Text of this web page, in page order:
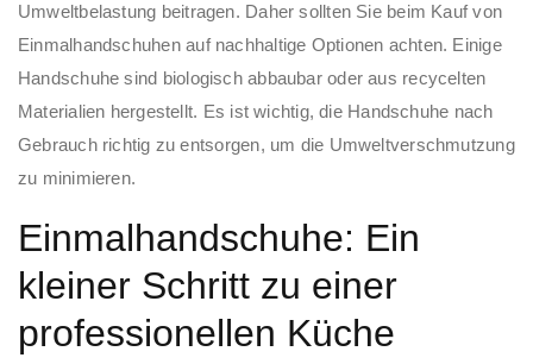
Umweltbelastung beitragen. Daher sollten Sie beim Kauf von
Einmalhandschuhen auf nachhaltige Optionen achten. Einige
Handschuhe sind biologisch abbaubar oder aus recycelten
Materialien hergestellt. Es ist wichtig, die Handschuhe nach
Gebrauch richtig zu entsorgen, um die Umweltverschmutzung
zu minimieren.
Einmalhandschuhe: Ein
kleiner Schritt zu einer
professionellen Küche